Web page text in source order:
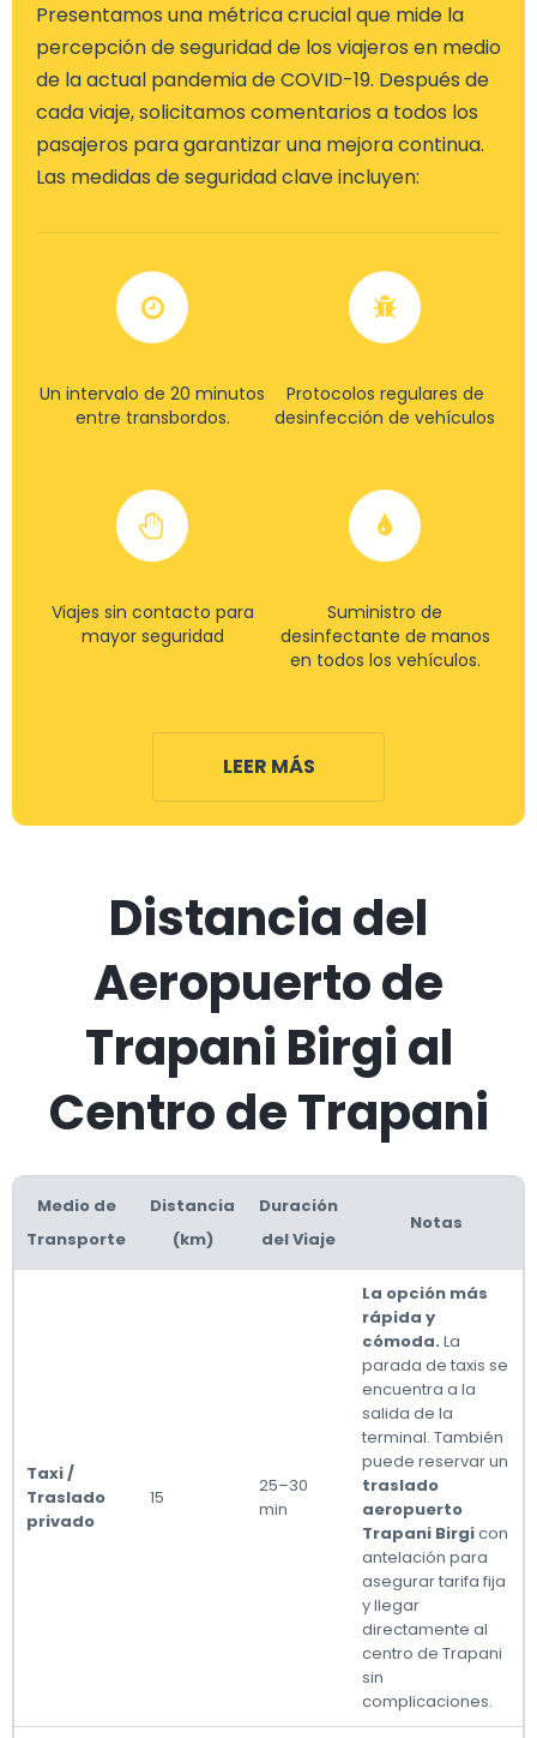
Presentamos una métrica crucial que mide la
percepción de seguridad de los viajeros en medio
de la actual pandemia de COVID-19. Después de
cada viaje, solicitamos comentarios a todos los
pasajeros para garantizar una mejora continua.
Las medidas de seguridad clave incluyen:
Un intervalo de 20 minutos
entre transbordos.
Protocolos regulares de
desinfección de vehículos
Viajes sin contacto para
mayor seguridad
Suministro de
desinfectante de manos
en todos los vehículos.
LEER MÁS
Distancia del
Aeropuerto de
Trapani Birgi al
Centro de Trapani
Medio de
Transporte
Distancia
(km)
Duración
del Viaje
Notas
Taxi /
Traslado
privado
15
25–30
min
La opción más
rápida y
cómoda. La
parada de taxis se
encuentra a la
salida de la
terminal. También
puede reservar un
traslado
aeropuerto
Trapani Birgicon
antelación para
asegurar tarifa fija
y llegar
directamente al
centro de Trapani
sin
complicaciones.